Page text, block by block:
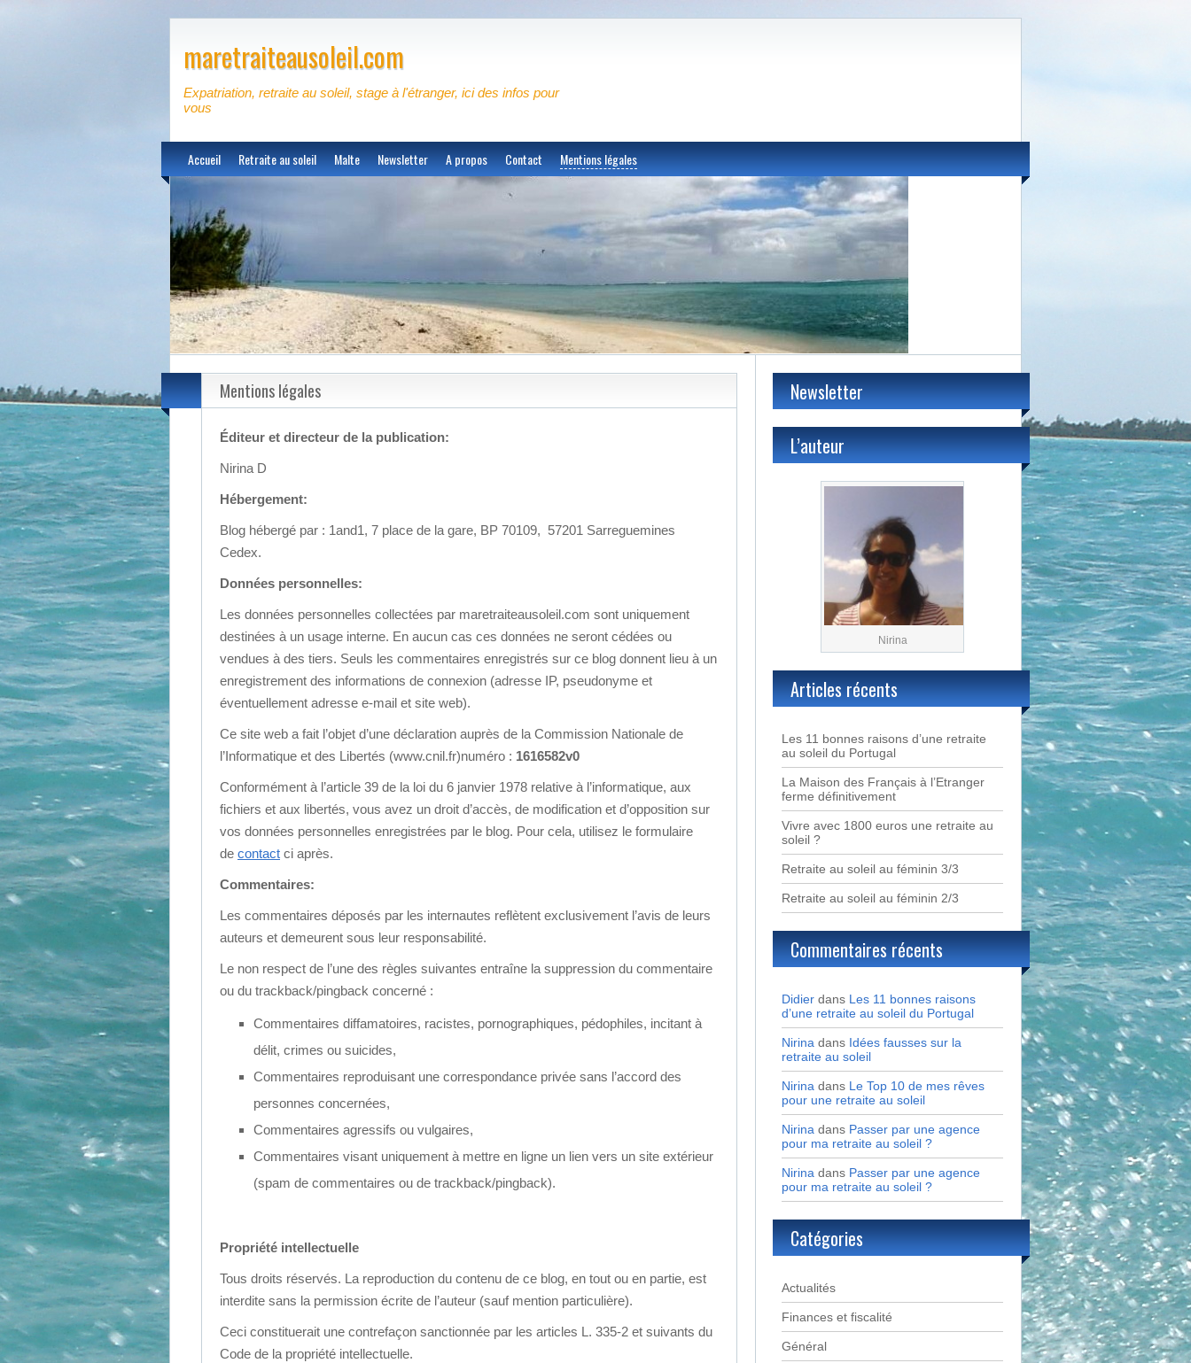
maretraiteausoleil.com
Expatriation, retraite au soleil, stage à l'étranger, ici des infos pour
vous
Accueil Retraite au soleil Malte Newsletter A propos Contact Mentions légales
Mentions légales
Éditeur et directeur de la publication:
Nirina D
Hébergement:
Blog hébergé par : 1and1, 7 place de la gare, BP 70109, 57201 Sarreguemines
Cedex.
Données personnelles:
Les données personnelles collectées par maretraiteausoleil.com sont uniquement
destinées à un usage interne. En aucun cas ces données ne seront cédées ou
vendues à des tiers. Seuls les commentaires enregistrés sur ce blog donnent lieu à un
enregistrement des informations de connexion (adresse IP, pseudonyme et
éventuellement adresse e-mail et site web).
Ce site web a fait l’objet d’une déclaration auprès de la Commission Nationale de
l’Informatique et des Libertés (www.cnil.fr)numéro : 1616582v0
Conformément à l’article 39 de la loi du 6 janvier 1978 relative à l’informatique, aux
fichiers et aux libertés, vous avez un droit d’accès, de modification et d’opposition sur
vos données personnelles enregistrées par le blog. Pour cela, utilisez le formulaire
de contact ci après.
Commentaires:
Les commentaires déposés par les internautes reflètent exclusivement l’avis de leurs
auteurs et demeurent sous leur responsabilité.
Le non respect de l’une des règles suivantes entraîne la suppression du commentaire
ou du trackback/pingback concerné :
Commentaires diffamatoires, racistes, pornographiques, pédophiles, incitant à
délit, crimes ou suicides,
Commentaires reproduisant une correspondance privée sans l’accord des
personnes concernées,
Commentaires agressifs ou vulgaires,
Commentaires visant uniquement à mettre en ligne un lien vers un site extérieur
(spam de commentaires ou de trackback/pingback).
Propriété intellectuelle
Tous droits réservés. La reproduction du contenu de ce blog, en tout ou en partie, est
interdite sans la permission écrite de l’auteur (sauf mention particulière).
Ceci constituerait une contrefaçon sanctionnée par les articles L. 335-2 et suivants du
Code de la propriété intellectuelle.
Newsletter
L’auteur
Nirina
Articles récents
Les 11 bonnes raisons d’une retraite
au soleil du Portugal
La Maison des Français à l’Etranger
ferme définitivement
Vivre avec 1800 euros une retraite au
soleil ?
Retraite au soleil au féminin 3/3
Retraite au soleil au féminin 2/3
Commentaires récents
Didier dans Les 11 bonnes raisons
d’une retraite au soleil du Portugal
Nirina dans Idées fausses sur la
retraite au soleil
Nirina dans Le Top 10 de mes rêves
pour une retraite au soleil
Nirina dans Passer par une agence
pour ma retraite au soleil ?
Nirina dans Passer par une agence
pour ma retraite au soleil ?
Catégories
Actualités
Finances et fiscalité
Général